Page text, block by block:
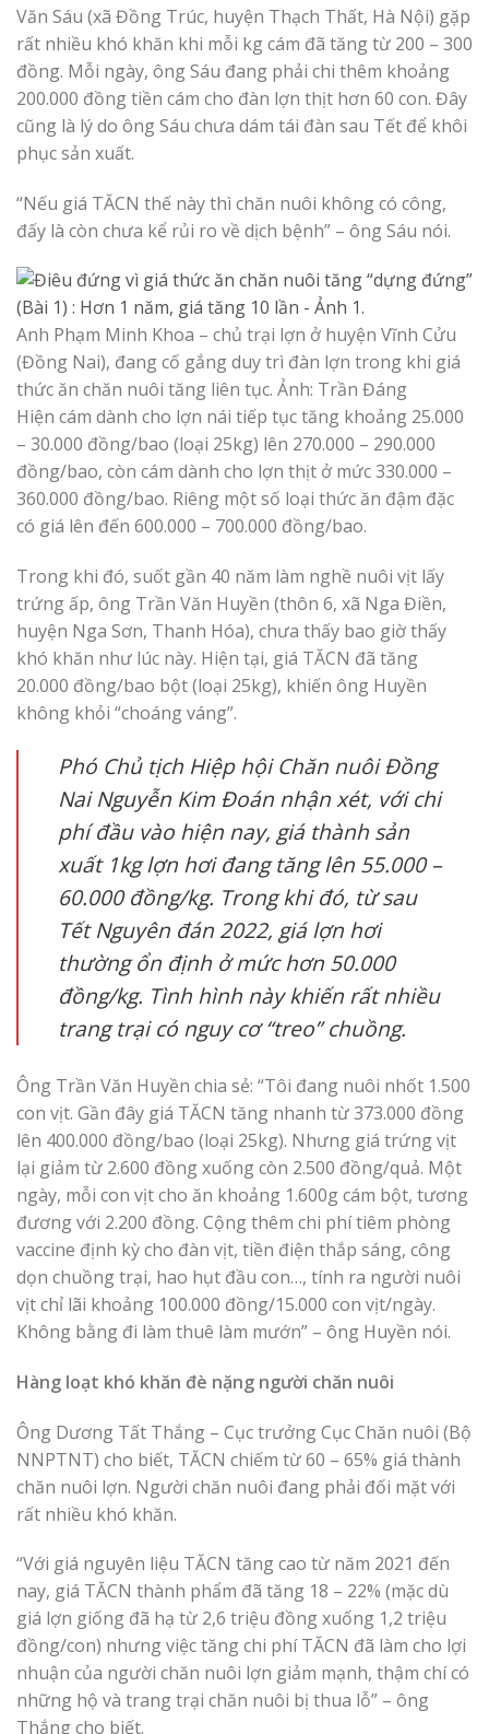
Văn Sáu (xã Đồng Trúc, huyện Thạch Thất, Hà Nội) gặp
rất nhiều khó khăn khi mỗi kg cám đã tăng từ 200 – 300
đồng. Mỗi ngày, ông Sáu đang phải chi thêm khoảng
200.000 đồng tiền cám cho đàn lợn thịt hơn 60 con. Đây
cũng là lý do ông Sáu chưa dám tái đàn sau Tết để khôi
phục sản xuất.
“Nếu giá TĂCN thế này thì chăn nuôi không có công,
đấy là còn chưa kể rủi ro về dịch bệnh” – ông Sáu nói.
Anh Phạm Minh Khoa – chủ trại lợn ở huyện Vĩnh Cửu
(Đồng Nai), đang cố gắng duy trì đàn lợn trong khi giá
thức ăn chăn nuôi tăng liên tục. Ảnh: Trần Đáng
Hiện cám dành cho lợn nái tiếp tục tăng khoảng 25.000
– 30.000 đồng/bao (loại 25kg) lên 270.000 – 290.000
đồng/bao, còn cám dành cho lợn thịt ở mức 330.000 –
360.000 đồng/bao. Riêng một số loại thức ăn đậm đặc
có giá lên đến 600.000 – 700.000 đồng/bao.
Trong khi đó, suốt gần 40 năm làm nghề nuôi vịt lấy
trứng ấp, ông Trần Văn Huyền (thôn 6, xã Nga Điền,
huyện Nga Sơn, Thanh Hóa), chưa thấy bao giờ thấy
khó khăn như lúc này. Hiện tại, giá TĂCN đã tăng
20.000 đồng/bao bột (loại 25kg), khiến ông Huyền
không khỏi “choáng váng”.
Phó Chủ tịch Hiệp hội Chăn nuôi Đồng
Nai Nguyễn Kim Đoán nhận xét, với chi
phí đầu vào hiện nay, giá thành sản
xuất 1kg lợn hơi đang tăng lên 55.000 –
60.000 đồng/kg. Trong khi đó, từ sau
Tết Nguyên đán 2022, giá lợn hơi
thường ổn định ở mức hơn 50.000
đồng/kg. Tình hình này khiến rất nhiều
trang trại có nguy cơ “treo” chuồng.
Ông Trần Văn Huyền chia sẻ: “Tôi đang nuôi nhốt 1.500
con vịt. Gần đây giá TĂCN tăng nhanh từ 373.000 đồng
lên 400.000 đồng/bao (loại 25kg). Nhưng giá trứng vịt
lại giảm từ 2.600 đồng xuống còn 2.500 đồng/quả. Một
ngày, mỗi con vịt cho ăn khoảng 1.600g cám bột, tương
đương với 2.200 đồng. Cộng thêm chi phí tiêm phòng
vaccine định kỳ cho đàn vịt, tiền điện thắp sáng, công
dọn chuồng trại, hao hụt đầu con…, tính ra người nuôi
vịt chỉ lãi khoảng 100.000 đồng/15.000 con vịt/ngày.
Không bằng đi làm thuê làm mướn” – ông Huyền nói.
Hàng loạt khó khăn đè nặng người chăn nuôi
Ông Dương Tất Thắng – Cục trưởng Cục Chăn nuôi (Bộ
NNPTNT) cho biết, TĂCN chiếm từ 60 – 65% giá thành
chăn nuôi lợn. Người chăn nuôi đang phải đối mặt với
rất nhiều khó khăn.
“Với giá nguyên liệu TĂCN tăng cao từ năm 2021 đến
nay, giá TĂCN thành phẩm đã tăng 18 – 22% (mặc dù
giá lợn giống đã hạ từ 2,6 triệu đồng xuống 1,2 triệu
đồng/con) nhưng việc tăng chi phí TĂCN đã làm cho lợi
nhuận của người chăn nuôi lợn giảm mạnh, thậm chí có
những hộ và trang trại chăn nuôi bị thua lỗ” – ông
Thắng cho biết.